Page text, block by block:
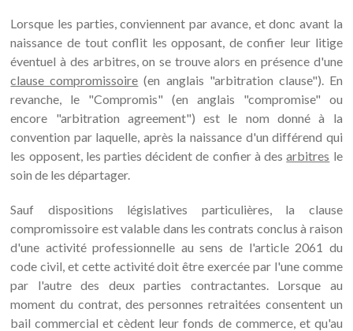
Lorsque les parties, conviennent par avance, et donc avant la
naissance de tout conflit les opposant, de confier leur litige
éventuel à des arbitres, on se trouve alors en présence d'une
clause compromissoire (en anglais "arbitration clause"). En
revanche, le "Compromis" (en anglais "compromise" ou
encore "arbitration agreement") est le nom donné à la
convention par laquelle, après la naissance d'un différend qui
les opposent, les parties décident de confier à desarbitres le
soin de les départager.
Sauf dispositions législatives particulières, la clause
compromissoire est valable dans les contrats conclus à raison
d'une activité professionnelle au sens de l'article 2061 du
code civil, et cette activité doit être exercée par l'une comme
par l'autre des deux parties contractantes. Lorsque au
moment du contrat, des personnes retraitées consentent un
bail commercial et cèdent leur fonds de commerce, et qu'au